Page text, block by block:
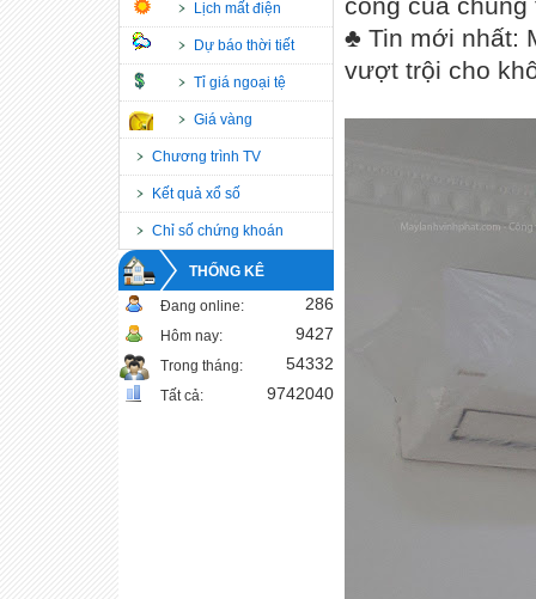
Lịch mất điện
Dự báo thời tiết
Tỉ giá ngoại tệ
Giá vàng
Chương trình TV
Kết quả xổ số
Chỉ số chứng khoán
THỐNG KÊ
Đang online: 286
Hôm nay: 9427
Trong tháng: 54332
Tất cả: 9742040
công của chúng
♣ Tin mới nhất:
vượt trội cho